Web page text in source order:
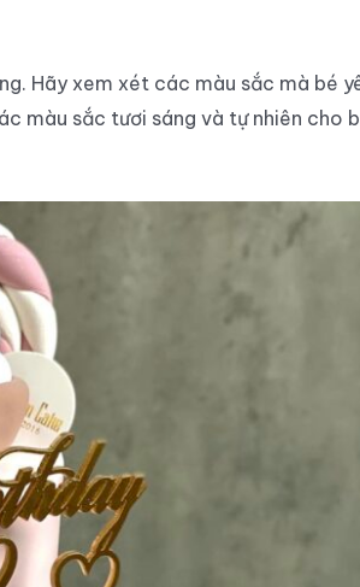
Hãy xem xét các màu sắc mà bé
màu sắc tươi sáng và tự nhiên cho